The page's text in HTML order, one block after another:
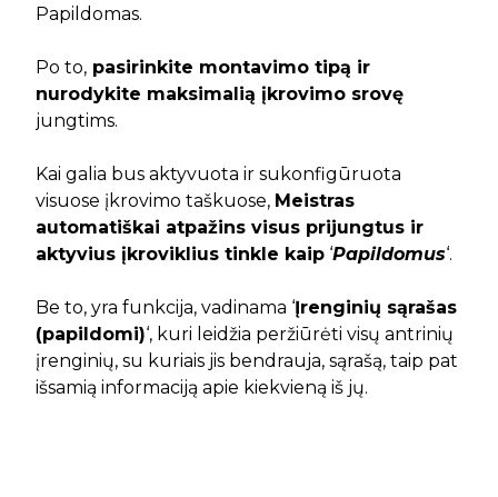
Papildomas.
Po to, pasirinkite montavimo tipą ir
nurodykite maksimalią įkrovimo srovę
jungtims.
Kai galia bus aktyvuota ir sukonfigūruota
visuose įkrovimo taškuose, Meistras
automatiškai atpažins visus prijungtus ir
aktyvius įkroviklius tinkle kaip ‘Papildomus‘.
Be to, yra funkcija, vadinama ‘Įrenginių sąrašas
(papildomi)‘, kuri leidžia peržiūrėti visų antrinių
įrenginių, su kuriais jis bendrauja, sąrašą, taip pat
išsamią informaciją apie kiekvieną iš jų.